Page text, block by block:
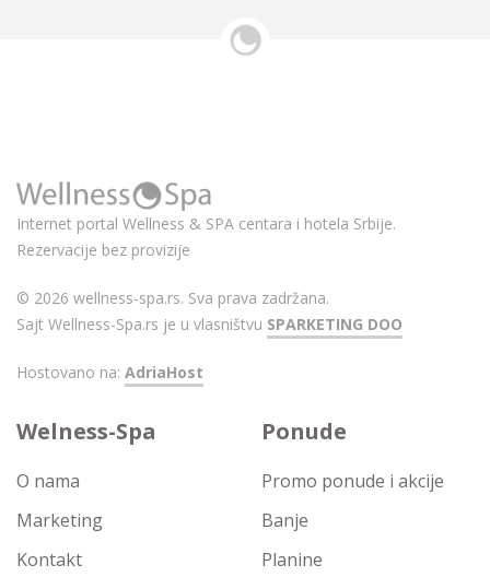
Internet portal Wellness & SPA centara i hotela Srbije.
Rezervacije bez provizije
© 2026 wellness-spa.rs. Sva prava zadržana.
Sajt Wellness-Spa.rs je u vlasništvu SPARKETING DOO
Hostovano na: AdriaHost
Welness-Spa
O nama
Marketing
Kontakt
Ponude
Promo ponude i akcije
Banje
Planine